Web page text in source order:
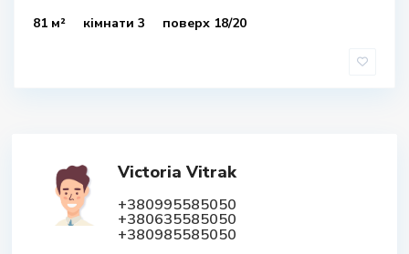
81 м² кімнати 3 поверх 18/20
Victoria Vitrak
+380995585050
+380635585050
+380985585050